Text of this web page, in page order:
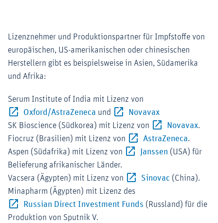
Lizenznehmer und Produktionspartner für Impfstoffe von
europäischen, US-amerikanischen oder chinesischen
Herstellern gibt es beispielsweise in Asien, Südamerika
und Afrika:
Serum Institute of India mit Lizenz von
Oxford/AstraZeneca Externer-Link (Öffnet im neuen
und NovavaxExterner-Link
SK Bioscience (Südkorea) mit Lizenz von
Novavax.
Fiocruz (Brasilien) mit Lizenz von
AstraZeneca.
Aspen (Südafrika) mit Lizenz von
Janssen Externer-Link
(USA) für
Belieferung afrikanischer Länder.
Vacsera (Ägypten) mit Lizenz von
Sinovac Externer-
(China).
Minapharm (Ägypten) mit Lizenz des
Russian Direct Investment Funds Externer-Link
(Russland) für die
Produktion von Sputnik V.